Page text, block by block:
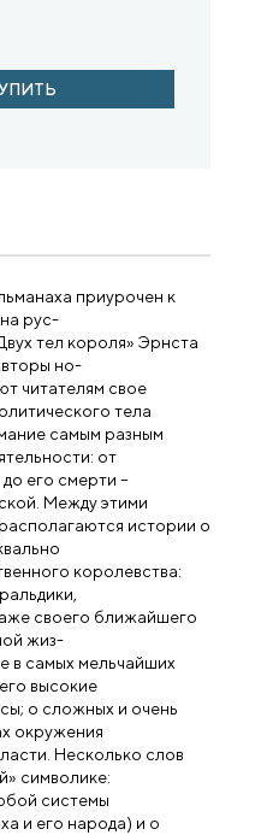
приурочен к
рус-
тел короля» Эрнста
но-
читателям свое
тела
самым разным
от
его смерти –
Между этими
истории о
королевства:
своего ближайшего
жиз-
в самых мельчайших
высокие
о сложных и очень
окружения
Несколько слов
символике:
системы
и его народа) и о